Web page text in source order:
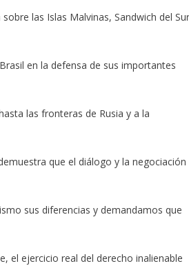
las Islas Malvinas, Sandwich del Sur
en la defensa de sus importantes
las fronteras de Rusia y a la
que el diálogo y la negociación
sus diferencias y demandamos que
el ejercicio real del derecho inalienable